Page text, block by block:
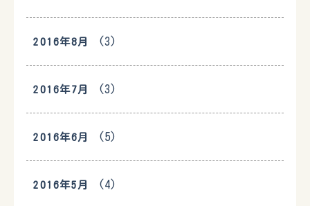
2016年8月 (3)
2016年7月 (3)
2016年6月 (5)
2016年5月 (4)